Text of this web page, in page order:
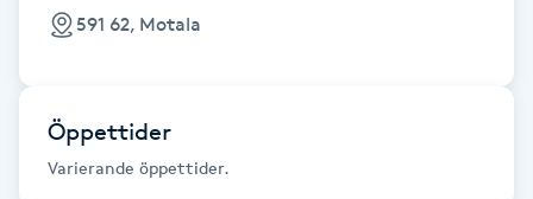
Fransförlängning Megavolym
Fransförlängning Volym
Fransk manikyr
591 62, Motala
Öppettider
Varierande öppettider.